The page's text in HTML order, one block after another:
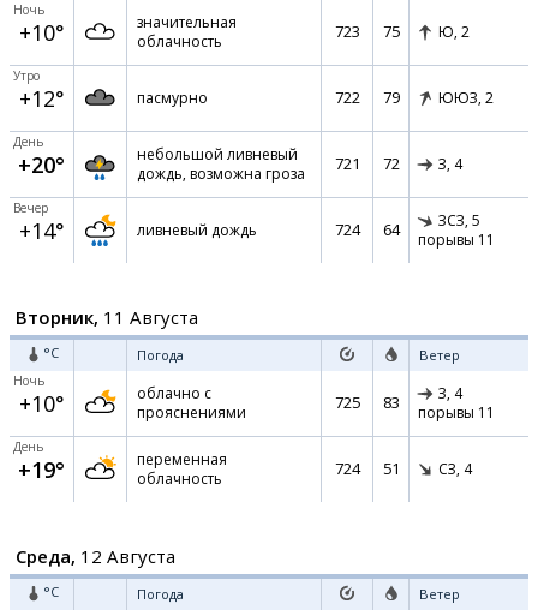
Ночь
+10°
значительная
облачность
723 75 Ю, 2
Утро
+12° пасмурно 722 79 ЮЮЗ, 2
День
+20°
небольшой ливневый
дождь, возможна гроза
721 72 З, 4
Вечер
+14° ливневый дождь 724 64 ЗСЗ, 5
порывы 11
Вторник, 11 Августа
°C Погода Ветер
Ночь
+10°
облачно с
прояснениями
725 83 З, 4
порывы 11
День
+19°
переменная
облачность
724 51 СЗ, 4
Среда, 12 Августа
°C Погода Ветер